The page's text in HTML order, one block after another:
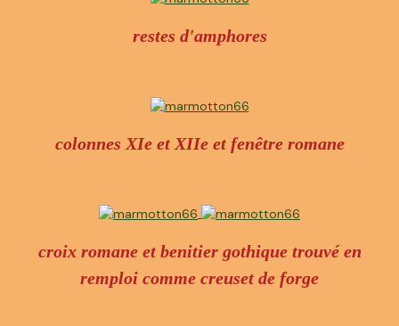
restes d'amphores
colonnes XIe et XIIe et fenêtre romane
croix romane et benitier gothique trouvé en
remploi comme creuset de forge